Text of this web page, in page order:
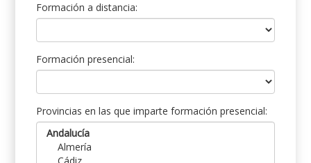
Formación a distancia:
Formación presencial:
Provincias en las que imparte formación presencial: